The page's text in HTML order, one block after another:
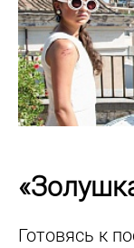
Готовясь к